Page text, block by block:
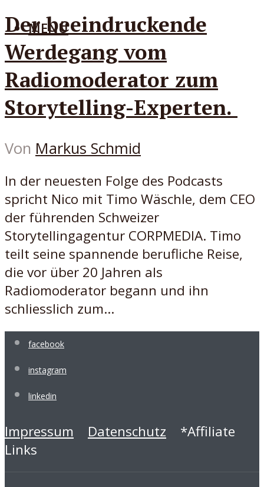
MENÜ
Der beeindruckende
Werdegang vom
Radiomoderator zum
Storytelling-Experten.
Von Markus Schmid
In der neuesten Folge des Podcasts
spricht Nico mit Timo Wäschle, dem CEO
der führenden Schweizer
Storytellingagentur CORPMEDIA. Timo
teilt seine spannende berufliche Reise,
die vor über 20 Jahren als
Radiomoderator begann und ihn
schliesslich zum...
facebook
instagram
linkedin
Impressum Datenschutz *Affiliate
Links